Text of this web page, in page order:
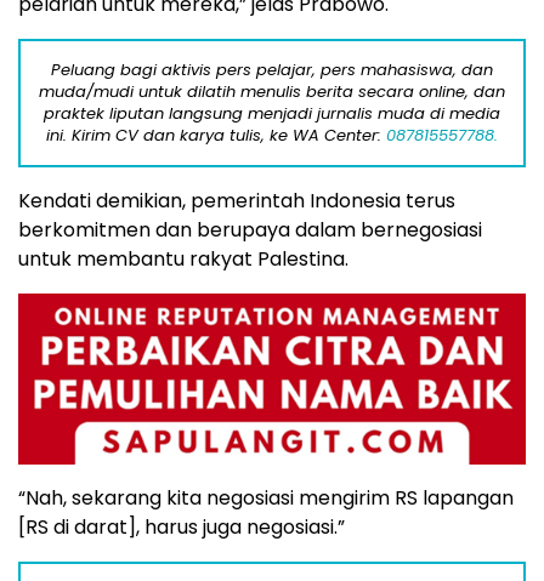
Peluang bagi aktivis pers pelajar, pers mahasiswa, dan
muda/mudi untuk dilatih menulis berita secara online, dan
praktek liputan langsung menjadi jurnalis muda di media
ini. Kirim CV dan karya tulis, ke WA Center: 087815557788.
Kendati demikian, pemerintah Indonesia terus
berkomitmen dan berupaya dalam bernegosiasi
untuk membantu rakyat Palestina.
“Nah, sekarang kita negosiasi mengirim RS lapangan
[RS di darat], harus juga negosiasi.”